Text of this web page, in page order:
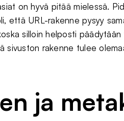
on hyvä pitää mielessä.
että URL-rakenne pysyy
silloin helposti päädytään
sivuston rakenne tulee
ja